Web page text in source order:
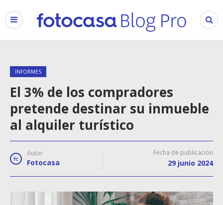
INFORMES
El 3% de los compradores
pretende destinar su inmueble
al alquiler turístico
Autor
Fotocasa
Fecha de publicación
29 junio 2024